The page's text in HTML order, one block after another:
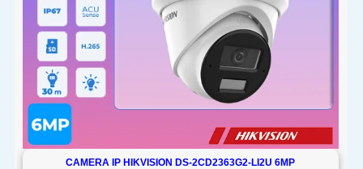
CAMERA IP HIKVISION DS-2CD2363G2-LI2U 6MP